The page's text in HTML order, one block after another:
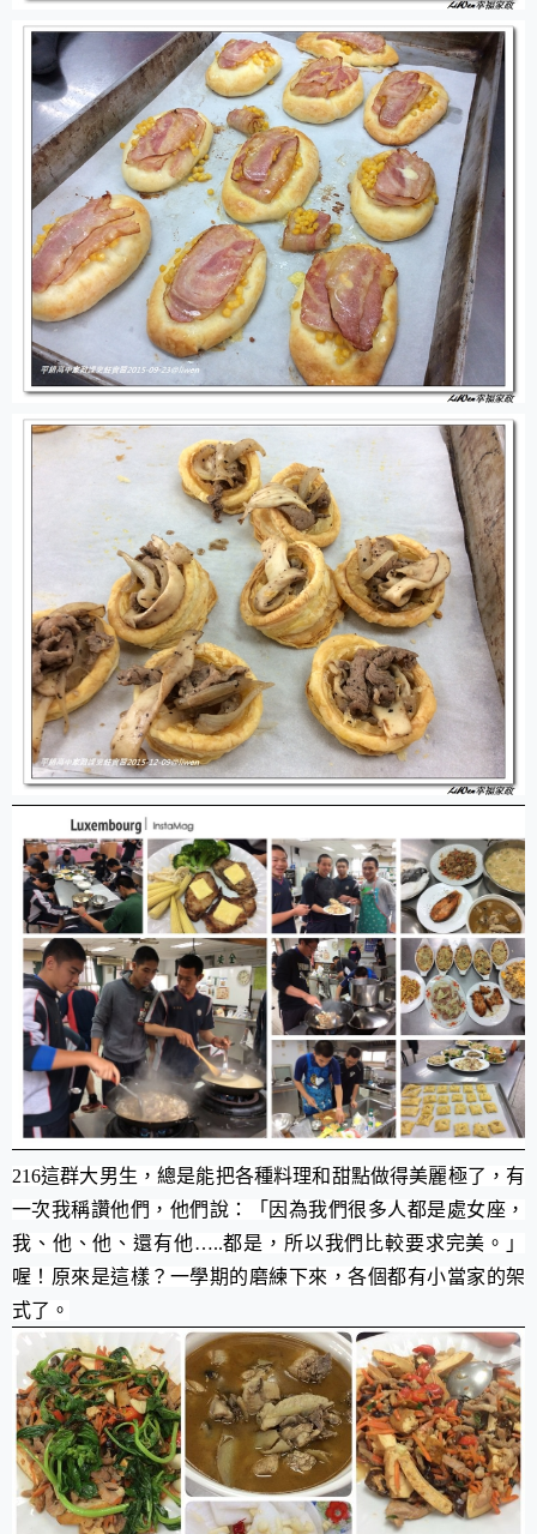
216這群大男生，總是能把各種料理和甜點做得美麗極了，有
一次我稱讚他們，他們說：「因為我們很多人都是處女座，
我、他、他、還有他…..都是，所以我們比較要求完美。」
喔！原來是這樣？一學期的磨練下來，各個都有小當家的架
式了。